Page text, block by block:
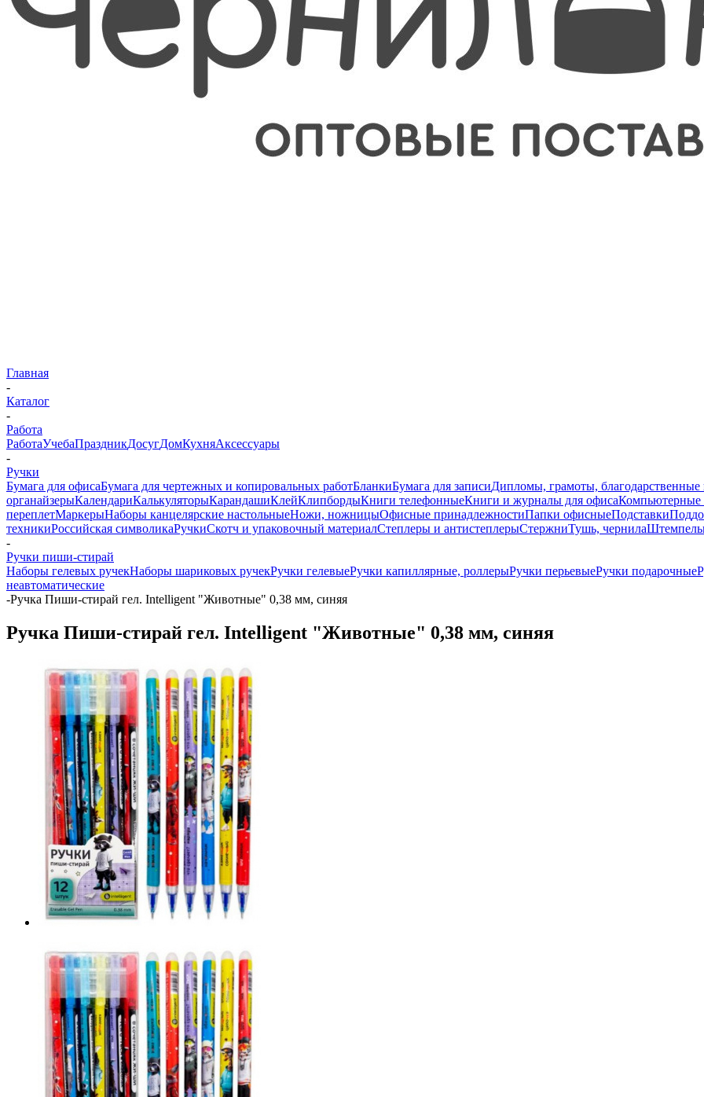
Главная
-
Каталог
-
Работа
РаботаУчебаПраздникДосугДомКухняАксессуары
-
Ручки
Бумага для офисаБумага для чертежных и копировальных работБланкиБумага для записиДипломы, грамоты, благодарственные
органайзерыКалендариКалькуляторыКарандашиКлейКлипбордыКниги телефонныеКниги и журналы для офисаКомпьютерные
переплетМаркерыНаборы канцелярские настольныеНожи, ножницыОфисные принадлежностиПапки офисныеПодставки
техникиРоссийская символикаРучкиСкотч и упаковочный материалСтеплеры и антистеплерыСтержниТушь, чернила
-
Ручки пиши-стирай
Наборы гелевых ручекНаборы шариковых ручекРучки гелевыеРучки капиллярные, роллерыРучки перьевыеРучки подарочные
неавтоматические
-Ручка Пиши-стирай гел. Intelligent "Животные" 0,38 мм, синяя
Ручка Пиши-стирай гел. Intelligent "Животные" 0,38 мм, синяя